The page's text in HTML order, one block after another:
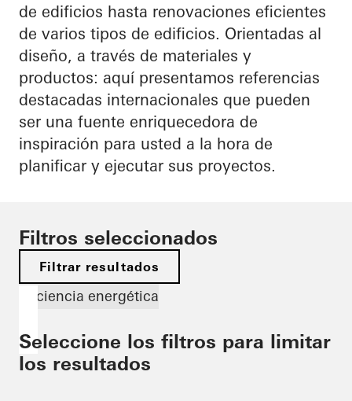
de edificios hasta renovaciones eficientes
de varios tipos de edificios. Orientadas al
diseño, a través de materiales y
productos: aquí presentamos referencias
destacadas internacionales que pueden
ser una fuente enriquecedora de
inspiración para usted a la hora de
planificar y ejecutar sus proyectos.
Filtros seleccionados
Filtrar resultados
Eficiencia energética
Seleccione los filtros para limitar
los resultados